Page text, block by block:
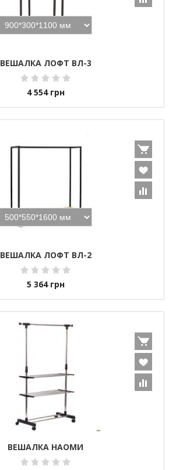
ВЕШАЛКА ЛОФТ ВЛ-3
4 554 грн
ВЕШАЛКА ЛОФТ ВЛ-2
5 364 грн
ВЕШАЛКА НАОМИ